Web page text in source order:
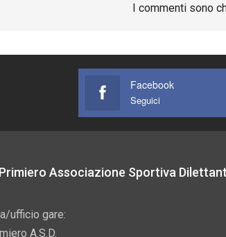
I commenti sono
Facebook
Seguici
Associazione Sportiva
ufficio gare:
A.S.D.